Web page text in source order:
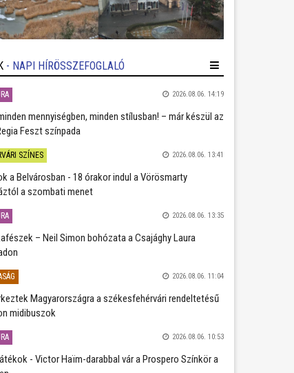
- NAPI HÍRÖSSZEFOGLALÓ
2026.08.06. 14:19
mennyiségben, minden stílusban! – már készül az
Feszt színpada
SZÍNES 2026.08.06. 13:41
a Belvárosban - 18 órakor indul a Vörösmarty
a szombati menet
2026.08.06. 13:35
– Neil Simon bohózata a Csajághy Laura
2026.08.06. 11:04
Magyarországra a székesfehérvári rendeltetésű
midibuszok
2026.08.06. 10:53
- Victor Haïm-darabbal vár a Prospero Színkör a